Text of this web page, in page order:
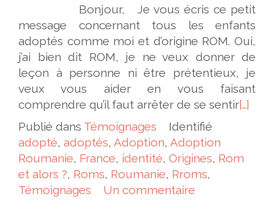
Bonjour, Je vous écris ce petit
message concernant tous les enfants
adoptés comme moi et d’origine ROM. Oui,
j’ai bien dit ROM, je ne veux donner de
leçon à personne ni être prétentieux, je
veux vous aider en vous faisant
comprendre qu’il faut arrêter de se sentir[…]
Publié dans Témoignages
Identifié
adopté, adoptés, Adoption, Adoption
Roumanie, France, identité, Origines, Rom
et alors ?, Roms, Roumanie, Rroms,
Témoignages
Un commentaire